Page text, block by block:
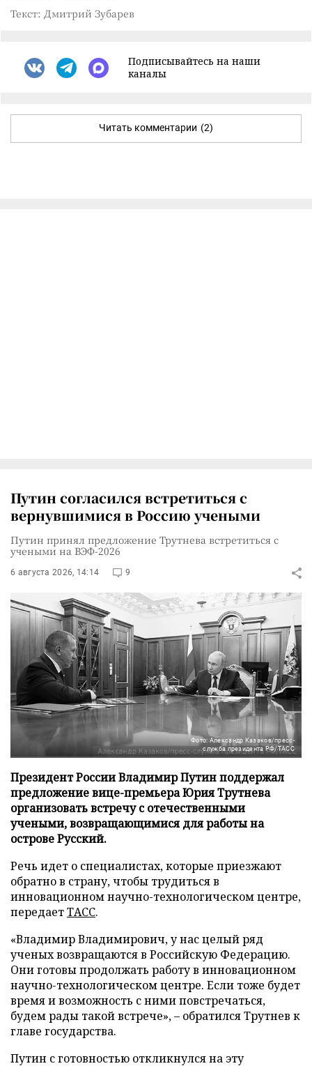
Текст: Дмитрий Зубарев
Подписывайтесь на наши
каналы
Читать комментарии (2)
Путин согласился встретиться с
вернувшимися в Россию учеными
Путин принял предложение Трутнева встретиться с
учеными на ВЭФ-2026
6 августа 2026, 14:14 9
Фото: Александр Казаков/пресс-
служба президента РФ/ТАСС
Президент России Владимир Путин поддержал
предложение вице-премьера Юрия Трутнева
организовать встречу с отечественными
учеными, возвращающимися для работы на
острове Русский.
Речь идет о специалистах, которые приезжают
обратно в страну, чтобы трудиться в
инновационном научно-технологическом центре,
передаетТАСС.
«Владимир Владимирович, у нас целый ряд
ученых возвращаются в Российскую Федерацию.
Они готовы продолжать работу в инновационном
научно-технологическом центре. Если тоже будет
время и возможность с ними повстречаться,
будем рады такой встрече», – обратился Трутнев к
главе государства.
Путин с готовностью откликнулся на эту